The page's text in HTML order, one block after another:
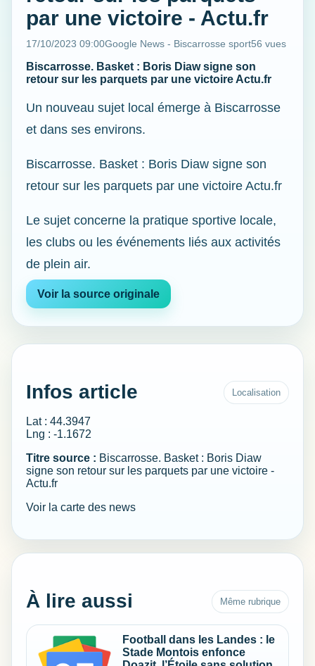
par une victoire - Actu.fr
17/10/2023 09:00Google News - Biscarrosse sport56 vues
Biscarrosse. Basket : Boris Diaw signe son
retour sur les parquets par une victoire Actu.fr
Un nouveau sujet local émerge à Biscarrosse
et dans ses environs.
Biscarrosse. Basket : Boris Diaw signe son
retour sur les parquets par une victoire Actu.fr
Le sujet concerne la pratique sportive locale,
les clubs ou les événements liés aux activités
de plein air.
Voir la source originale
Infos article Localisation
Lat : 44.3947
Lng : -1.1672
Titre source : Biscarrosse. Basket : Boris Diaw
signe son retour sur les parquets par une victoire -
Actu.fr
Voir la carte des news
À lire aussi Même rubrique
Football dans les Landes : le
Stade Montois enfonce